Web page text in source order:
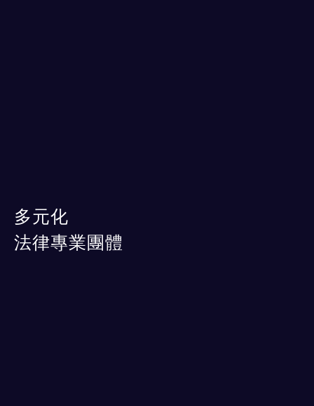
多元化
法律專業團體